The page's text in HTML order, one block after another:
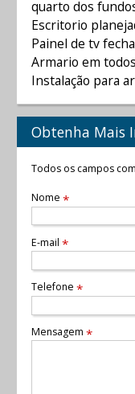
quarto dos
Escritorio
Painel de tv
Armario em
Instalação para
Obtenha Mais
Todos os campos com
Nome *
E-mail *
Telefone *
Mensagem *